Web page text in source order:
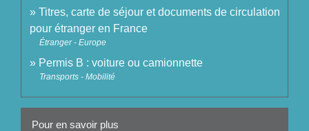
Titres, carte de séjour et documents de circulation
pour étranger en France
Étranger - Europe
Permis B : voiture ou camionnette
Transports - Mobilité
Pour en savoir plus